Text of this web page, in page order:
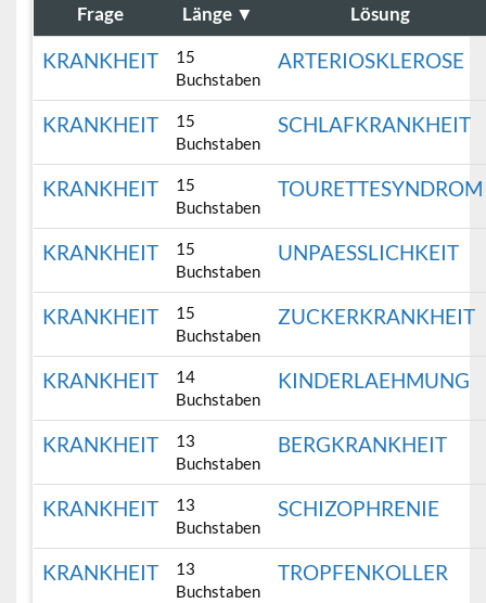
Frage Länge ▼ Lösung
KRANKHEIT
15
Buchstaben
ARTERIOSKLEROSE
KRANKHEIT
15
Buchstaben
SCHLAFKRANKHEIT
KRANKHEIT
15
Buchstaben
TOURETTESYNDROM
KRANKHEIT
15
Buchstaben
UNPAESSLICHKEIT
KRANKHEIT
15
Buchstaben
ZUCKERKRANKHEIT
KRANKHEIT
14
Buchstaben
KINDERLAEHMUNG
KRANKHEIT
13
Buchstaben
BERGKRANKHEIT
KRANKHEIT
13
Buchstaben
SCHIZOPHRENIE
KRANKHEIT
13
Buchstaben
TROPFENKOLLER